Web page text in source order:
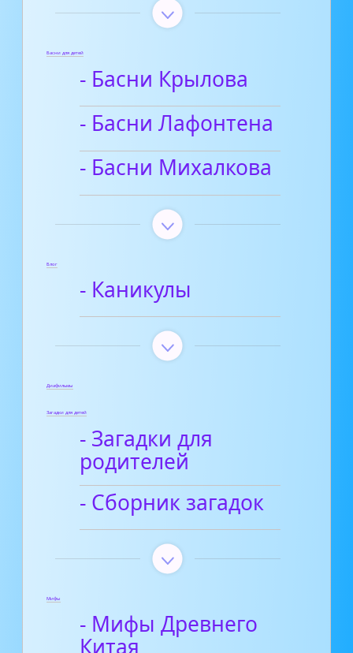
Басни для детей
- Басни Крылова
- Басни Лафонтена
- Басни Михалкова
Блог
- Каникулы
Диафильмы
Загадки для детей
- Загадки для
родителей
- Сборник загадок
Мифы
- Мифы Древнего
Китая